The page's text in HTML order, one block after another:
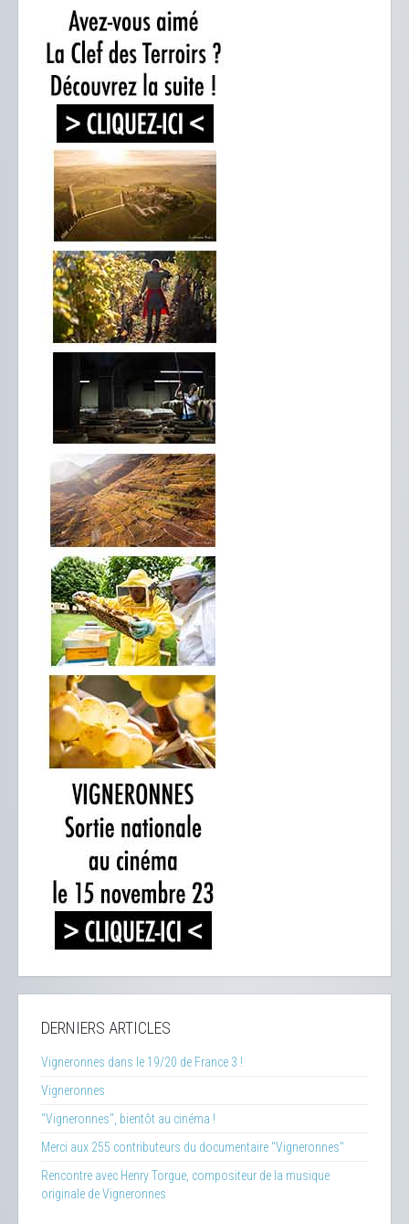
DERNIERS ARTICLES
Vigneronnes dans le 19/20 de France 3 !
Vigneronnes
"Vigneronnes", bientôt au cinéma !
Merci aux 255 contributeurs du documentaire "Vigneronnes"
Rencontre avec Henry Torgue, compositeur de la musique
originale de Vigneronnes